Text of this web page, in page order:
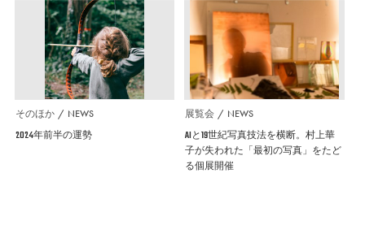
そのほか NEWS
2024年前半の運勢
展覧会 NEWS
AIと19世紀写真技法を横断。村上華
子が失われた「最初の写真」をたど
る個展開催